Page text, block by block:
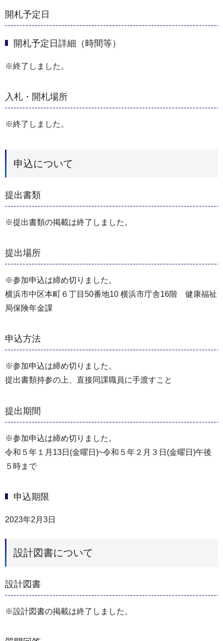
開札予定日
開札予定日詳細（時間等）
※終了しました。
入札・開札場所
※終了しました。
申込について
提出書類
※提出書類の掲載は終了しました。
提出場所
※参加申込は締め切りました。
横浜市中区本町６丁目50番地10 横浜市庁舎16階 健康福祉
局保険年金課
申込方法
※参加申込は締め切りました。
提出書類持参の上、直接同課職員に手渡すこと
提出期間
※参加申込は締め切りました。
令和５年１月13日(金曜日)~令和５年２月３日(金曜日)午後
５時まで
申込期限
2023年2月3日
設計図書について
設計図書
※設計図書の掲載は終了しました。